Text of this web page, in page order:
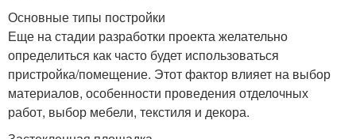
Основные типы постройки
Еще на стадии разработки проекта желательно
определиться как часто будет использоваться
пристройка/помещение. Этот фактор влияет на выбор
материалов, особенности проведения отделочных
работ, выбор мебели, текстиля и декора.